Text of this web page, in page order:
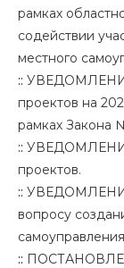
рамках
содействии
местного
:: УВЕДОМЛЕНИЕ
проектов на
рамках Закона
:: УВЕДОМЛЕНИЕ
проектов.
:: УВЕДОМЛЕНИЕ
вопросу
::